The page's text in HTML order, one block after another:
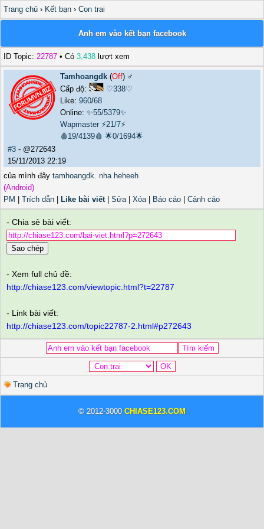
Trang chủ › Kết bạn › Con trai
Anh em vào kết bạn facebook
ID Topic: 22787 • Có 3,438 lượt xem
Tamhoangdk (Off) ♂️
Cấp độ:
♡338♡
Like: 960/68
Online: ✨55/5379✨
Wapmaster ⚡21/7⚡
🩸19/4139🩸 🌟0/1694🌟
#3 - @272643
15/11/2013 22:19
của mình đây tamhoangdk. nha heheeh
(Android)
PM
Trích dẫn Like bài viết| Sửa| Xóa| Báo cáo Cảnh cáo
- Chia sẻ bài viết:
Sao chép
- Xem full chủ đề:
http://chiase123.com/viewtopic.html?t=22787
- Link bài viết:
http://chiase123.com/topic22787-2.html#p272643
Trang chủ
© 2012-3000 CHIASE123.COM